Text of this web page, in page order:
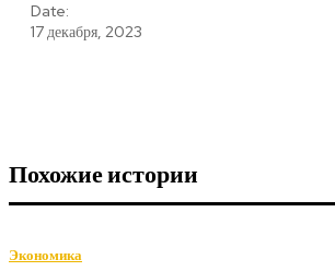
Date:
17 декабря, 2023
Похожие истории
Экономика